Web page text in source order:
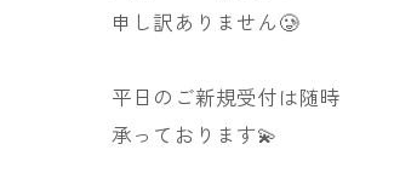
申し訳ありません🥲
平日のご新規受付は随時
承っております💫